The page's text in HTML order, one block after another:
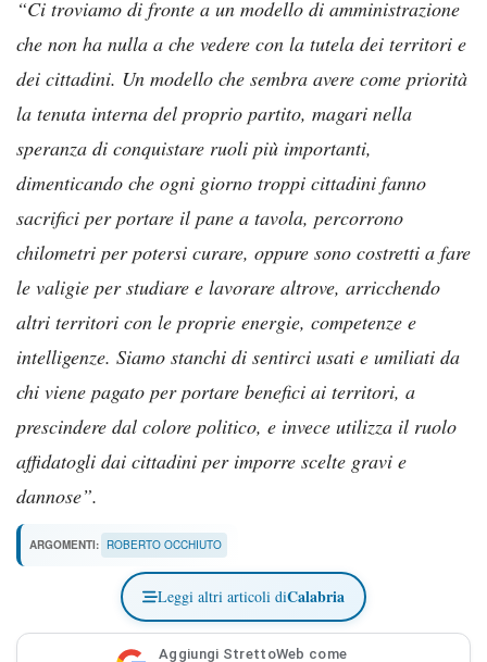
“Ci troviamo di fronte a un modello di amministrazione
che non ha nulla a che vedere con la tutela dei territori e
dei cittadini. Un modello che sembra avere come priorità
la tenuta interna del proprio partito, magari nella
speranza di conquistare ruoli più importanti,
dimenticando che ogni giorno troppi cittadini fanno
sacrifici per portare il pane a tavola, percorrono
chilometri per potersi curare, oppure sono costretti a fare
le valigie per studiare e lavorare altrove, arricchendo
altri territori con le proprie energie, competenze e
intelligenze. Siamo stanchi di sentirci usati e umiliati da
chi viene pagato per portare benefici ai territori, a
prescindere dal colore politico, e invece utilizza il ruolo
affidatogli dai cittadini per imporre scelte gravi e
dannose”.
ARGOMENTI: ROBERTO OCCHIUTO
Leggi altri articoli diCalabria
Aggiungi StrettoWeb come